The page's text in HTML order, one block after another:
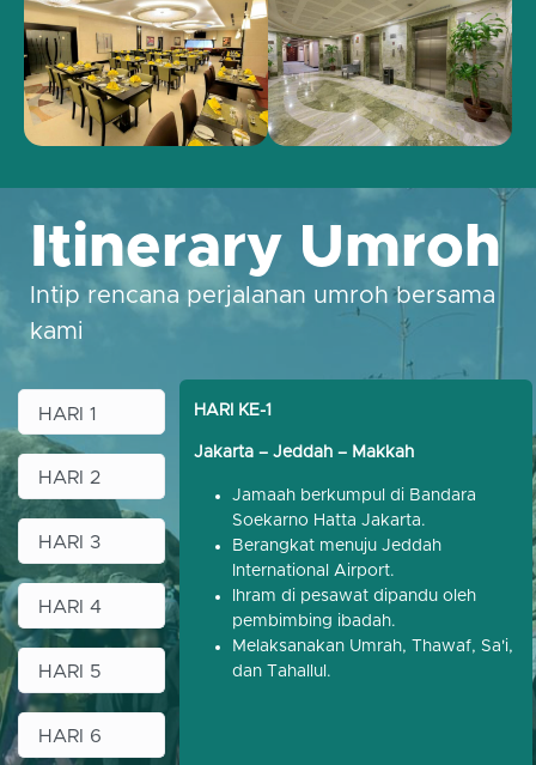
Itinerary Umroh
Intip rencana perjalanan umroh bersama
kami
HARI 1
HARI 2
HARI 3
HARI 4
HARI 5
HARI 6
HARI KE-1
Jakarta – Jeddah – Makkah
Jamaah berkumpul di Bandara
Soekarno Hatta Jakarta.
Berangkat menuju Jeddah
International Airport.
Ihram di pesawat dipandu oleh
pembimbing ibadah.
Melaksanakan Umrah, Thawaf, Sa'i,
dan Tahallul.